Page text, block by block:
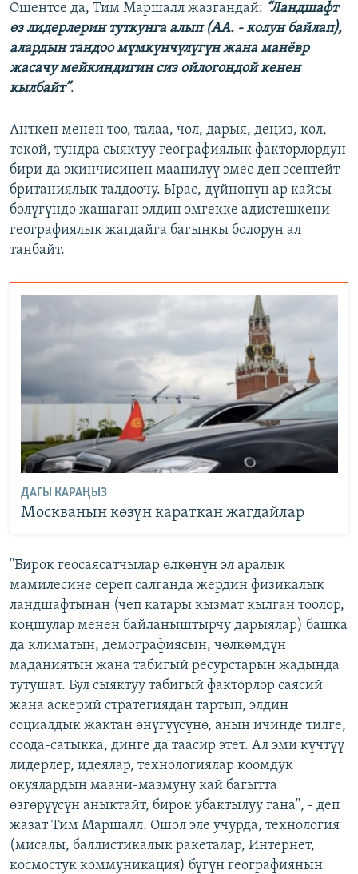
Ошентсе да, Тим Маршалл жазгандай: “Ландшафт
өз лидерлерин туткунга алып (АА. - колун байлап),
алардын тандоо мүмкүнчүлүгүн жана манёвр
жасачу мейкиндигин сиз ойлогондой кенен
кылбайт”.
Анткен менен тоо, талаа, чөл, дарыя, деңиз, көл,
токой, тундра сыяктуу географиялык факторлордун
бири да экинчисинен маанилүү эмес деп эсептейт
британиялык талдоочу. Ырас, дүйнөнүн ар кайсы
бөлүгүндө жашаган элдин эмгекке адистешкени
географиялык жагдайга багыңкы болорун ал
танбайт.
ДАГЫ КАРАҢЫЗ
Москванын көзүн караткан жагдайлар
"Бирок геосаясатчылар өлкөнүн эл аралык
мамилесине сереп салганда жердин физикалык
ландшафтынан (чеп катары кызмат кылган тоолор,
коңшулар менен байланыштырчу дарыялар) башка
да климатын, демографиясын, чөлкөмдүн
маданиятын жана табигый ресурстарын жадында
тутушат. Бул сыяктуу табигый факторлор саясий
жана аскерий стратегиядан тартып, элдин
социалдык жактан өнүгүүсүнө, анын ичинде тилге,
соода-сатыкка, динге да таасир этет. Ал эми күчтүү
лидерлер, идеялар, технологиялар коомдук
окуялардын маани-мазмуну кай багытта
өзгөрүүсүн аныктайт, бирок убактылуу гана", - деп
жазат Тим Маршалл. Ошол эле учурда, технология
(мисалы, баллистикалык ракеталар, Интернет,
космостук коммуникация) бүгүн географиянын